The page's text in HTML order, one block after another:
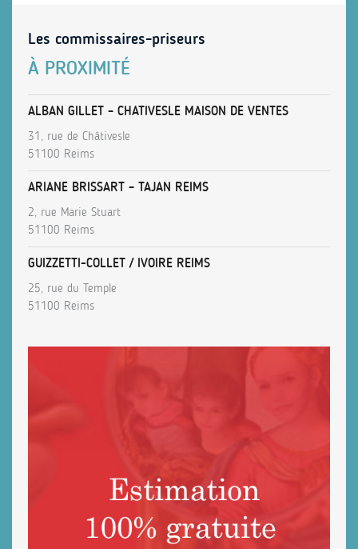
Les commissaires-priseurs
À PROXIMITÉ
ALBAN GILLET – CHATIVESLE MAISON DE VENTES
31, rue de Châtivesle
51100 Reims
ARIANE BRISSART – TAJAN REIMS
2, rue Marie Stuart
51100 Reims
GUIZZETTI-COLLET / IVOIRE REIMS
25, rue du Temple
51100 Reims